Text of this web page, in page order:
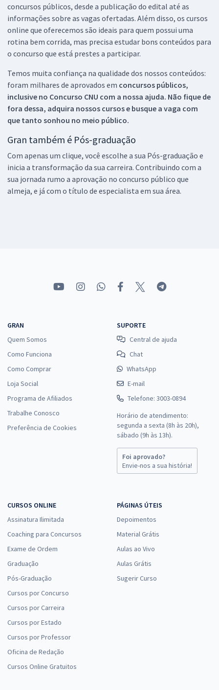
concursos públicos, desde a publicação do edital até as
informações sobre as vagas ofertadas. Além disso, os cursos
online que oferecemos são ideais para quem possui uma
rotina bem corrida, mas precisa estudar bons conteúdos para
o concurso que está prestes a participar.
Temos muita confiança na qualidade dos nossos conteúdos:
foram milhares de aprovados em concursos públicos,
inclusive no Concurso CNU com a nossa ajuda. Não fique de
fora dessa, adquira nossos cursos e busque a vaga com
que tanto sonhou no meio público.
Gran também é Pós-graduação
Com apenas um clique, você escolhe a sua Pós-graduação e
inicia a transformação da sua carreira. Contribuindo com a
sua jornada rumo a aprovação no concurso público que
almeja, e já com o título de especialista em sua área.
GRAN
Quem Somos
Como Funciona
Como Comprar
Loja Social
Programa de Afiliados
Trabalhe Conosco
Preferência de Cookies
SUPORTE
Central de ajuda
Chat
WhatsApp
E-mail
Telefone: 3003-0894
Horário de atendimento:
segunda a sexta (8h às 20h),
sábado (9h às 13h).
Foi aprovado?
Envie-nos a sua história!
CURSOS ONLINE
Assinatura Ilimitada
Coaching para Concursos
Exame de Ordem
Graduação
Pós-Graduação
Cursos por Concurso
Cursos por Carreira
Cursos por Estado
Cursos por Professor
Oficina de Redação
Cursos Online Gratuitos
PÁGINAS ÚTEIS
Depoimentos
Material Grátis
Aulas ao Vivo
Aulas Grátis
Sugerir Curso